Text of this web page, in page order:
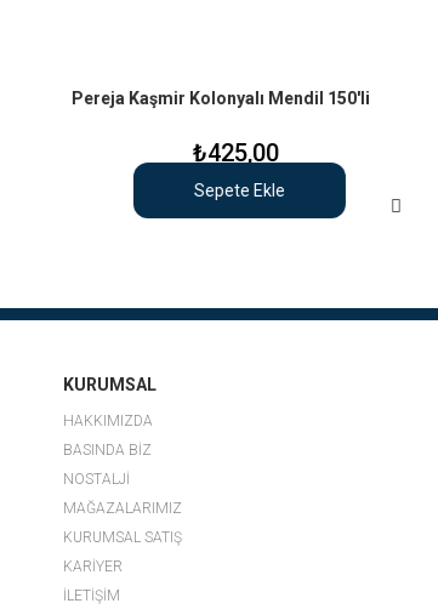
Pereja Kaşmir Kolonyalı Mendil 150'li
₺425,00
Sepete Ekle
KURUMSAL
HAKKIMIZDA
BASINDA BİZ
NOSTALJİ
MAĞAZALARIMIZ
KURUMSAL SATIŞ
KARİYER
İLETİŞİM